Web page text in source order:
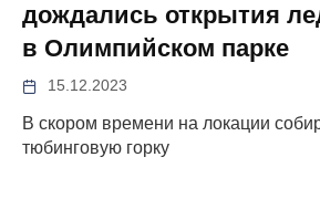
дождались открытия
в Олимпийском парке
15.12.2023
В скором времени на локации
тюбинговую горку